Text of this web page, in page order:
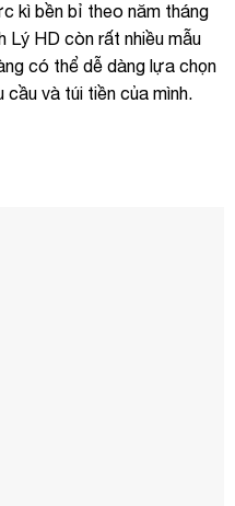
kì bền bỉ theo năm tháng
Lý HD còn rất nhiều mẫu
có thể dễ dàng lựa chọn
và túi tiền của mình.